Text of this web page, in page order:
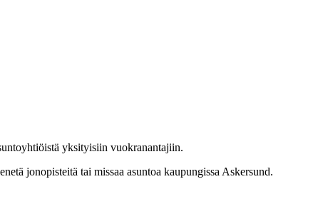
yksityisiin vuokranantajiin.
jonopisteitä tai missaa asuntoa kaupungissa Askersund.